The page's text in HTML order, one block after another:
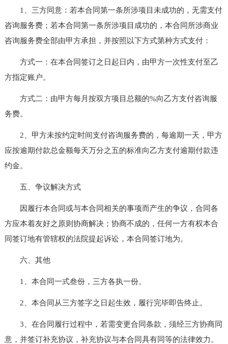
1、三方同意：若本合同第一条所涉项目未成功的，无需支付
咨询服务费；若本合同第一条所涉项目成功的，本合同所涉商业
咨询服务费全部由甲方承担，并按照以下方式第种方式支付：
方式一：在本合同签订之日起日内，由甲方一次性支付至乙
方指定账户。
方式二：由甲方每月按双方项目总额的%向乙方支付咨询服
务费。
2、甲方未按约定时间支付咨询服务费的，每逾期一天，甲方
应按逾期付款总金额每天万分之五的标准向乙方支付逾期付款违
约金。
五、争议解决方式
因履行本合同或与本合同相关的事项而产生的争议，合同各
方应本着友好之原则协商解决；协商不成的，任何一方有权本合
同签订地有管辖权的法院提起诉讼，本合同签订地为。
六、其他
1、本合同一式叁份，三方各执一份。
2、本合同从三方签字之日起生效，履行完毕即告终止。
3、在合同履行过程中，若需变更合同条款，须经三方协商同
意，并签订补充协议，补充协议与本合同具有同等的法律效力。